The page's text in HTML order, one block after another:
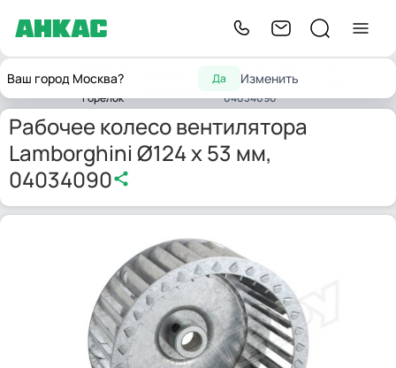
Ваш город Москва? Да Изменить
Главнаядля
горелок
Вентиляторы и Lamborghini Ø124 x 53 мм,
04034090
Рабочее колесо вентилятора
Lamborghini Ø124 x 53 мм,
04034090